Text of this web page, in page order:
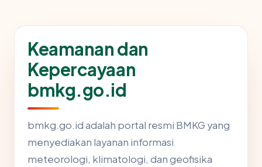
Keamanan dan
Kepercayaan
bmkg.go.id
bmkg.go.id adalah portal resmi BMKG yang
menyediakan layanan informasi
meteorologi, klimatologi, dan geofisika